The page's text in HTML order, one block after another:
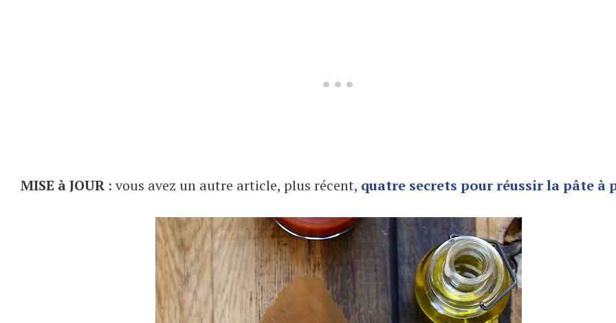
MISE à JOUR : vous avez un autre article, plus récent, quatre secrets pour réussir la pâte à